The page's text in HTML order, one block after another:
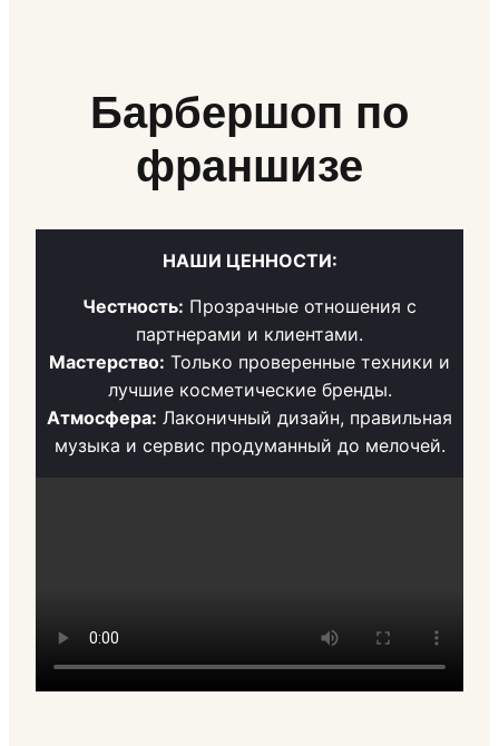
Барбершоп по
франшизе
НАШИ ЦЕННОСТИ:
Честность: Прозрачные отношения с
партнерами и клиентами.
Мастерство: Только проверенные техники и
лучшие косметические бренды.
Атмосфера: Лаконичный дизайн, правильная
музыка и сервис продуманный до мелочей.